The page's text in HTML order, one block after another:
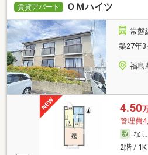
賃貸アパート ＯＭハイツ
常磐
築27年
福島
4.50
管理費
なし
2階 /